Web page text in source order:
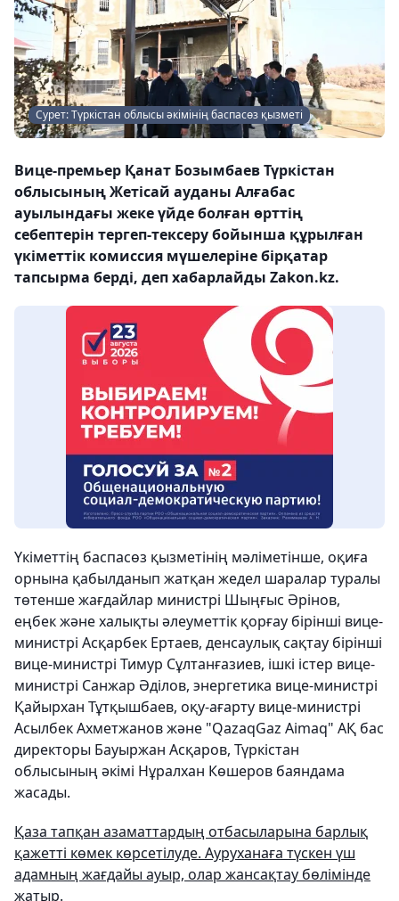
Сурет: Түркістан облысы әкімінің баспасөз қызметі
Вице-премьер Қанат Бозымбаев Түркістан
облысының Жетісай ауданы Алғабас
ауылындағы жеке үйде болған өрттің
себептерін тергеп-тексеру бойынша құрылған
үкіметтік комиссия мүшелеріне бірқатар
тапсырма берді, деп хабарлайды Zakon.kz.
Үкіметтің баспасөз қызметінің мәліметінше, оқиға
орнына қабылданып жатқан жедел шаралар туралы
төтенше жағдайлар министрі Шыңғыс Әрінов,
еңбек және халықты әлеуметтік қорғау бірінші вице-
министрі Асқарбек Ертаев, денсаулық сақтау бірінші
вице-министрі Тимур Сұлтанғазиев, ішкі істер вице-
министрі Санжар Әділов, энергетика вице-министрі
Қайырхан Тұтқышбаев, оқу-ағарту вице-министрі
Асылбек Ахметжанов және "QazaqGaz Aimaq" АҚ бас
директоры Бауыржан Асқаров, Түркістан
облысының әкімі Нұралхан Көшеров баяндама
жасады.
Қаза тапқан азаматтардың отбасыларына барлық
қажетті көмек көрсетілуде. Ауруханаға түскен үш
адамның жағдайы ауыр, олар жансақтау бөлімінде
жатыр.